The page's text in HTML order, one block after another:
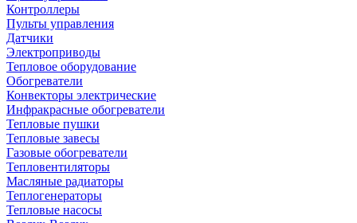
Контроллеры
Пульты управления
Датчики
Электроприводы
Тепловое оборудование
Обогреватели
Конвекторы электрические
Инфракрасные обогреватели
Тепловые пушки
Тепловые завесы
Газовые обогреватели
Тепловентиляторы
Масляные радиаторы
Теплогенераторы
Тепловые насосы